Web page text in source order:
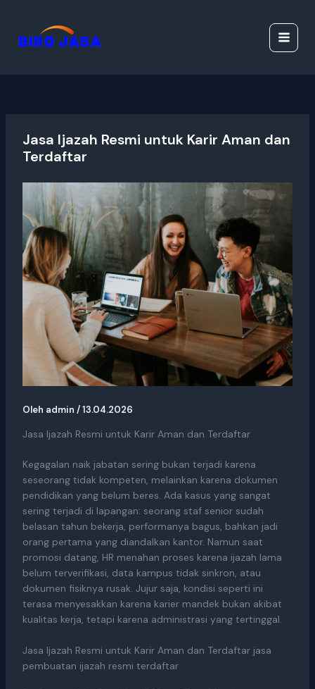
konten
Jasa Ijazah Resmi untuk Karir Aman dan
Terdaftar
Oleh admin /13.04.2026
Jasa Ijazah Resmi untuk Karir Aman dan Terdaftar
Kegagalan naik jabatan sering bukan terjadi karena
seseorang tidak kompeten, melainkan karena dokumen
pendidikan yang belum beres. Ada kasus yang sangat
sering terjadi di lapangan: seorang staf senior sudah
belasan tahun bekerja, performanya bagus, bahkan jadi
orang pertama yang diandalkan kantor. Namun saat
promosi datang, HR menahan proses karena ijazah lama
belum terverifikasi, data kampus tidak sinkron, atau
dokumen fisiknya rusak. Jujur saja, kondisi seperti ini
terasa menyesakkan karena karier mandek bukan akibat
kualitas kerja, tetapi karena administrasi yang tertinggal.
Jasa Ijazah Resmi untuk Karir Aman dan Terdaftar jasa
pembuatan ijazah resmi terdaftar